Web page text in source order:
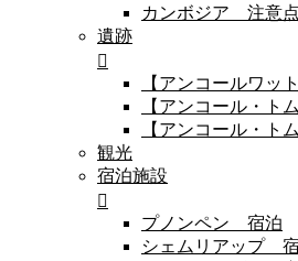
カンボジア 注意点
遺跡
【アンコールワッ
【アンコール・ト
【アンコール・ト
観光
宿泊施設
プノンペン 宿泊
シェムリアップ